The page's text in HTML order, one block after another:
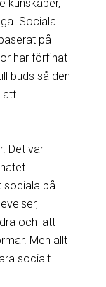
kunskaper,
Sociala
på
har förfinat
buds så den
att
Det var
sociala på
och lätt
Men allt
socialt.